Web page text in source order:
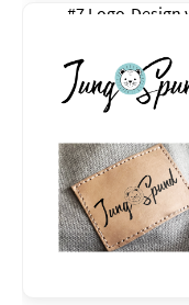
#7 Logo-Design